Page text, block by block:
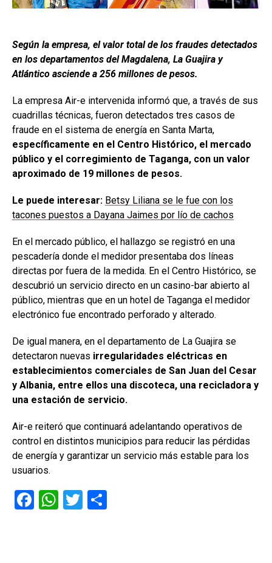
Según la empresa, el valor total de los fraudes detectados
en los departamentos del Magdalena, La Guajira y
Atlántico asciende a 256 millones de pesos.
La empresa Air-e intervenida informó que, a través de sus
cuadrillas técnicas, fueron detectados tres casos de
fraude en el sistema de energía en Santa Marta,
específicamente en el Centro Histórico, el mercado
público y el corregimiento de Taganga, con un valor
aproximado de 19 millones de pesos.
Le puede interesar: Betsy Liliana se le fue con los
tacones puestos a Dayana Jaimes por lío de cachos
En el mercado público, el hallazgo se registró en una
pescadería donde el medidor presentaba dos líneas
directas por fuera de la medida. En el Centro Histórico, se
descubrió un servicio directo en un casino-bar abierto al
público, mientras que en un hotel de Taganga el medidor
electrónico fue encontrado perforado y alterado.
De igual manera, en el departamento de La Guajira se
detectaron nuevas irregularidades eléctricas en
establecimientos comerciales de San Juan del Cesar
y Albania, entre ellos una discoteca, una recicladora y
una estación de servicio.
Air-e reiteró que continuará adelantando operativos de
control en distintos municipios para reducir las pérdidas
de energía y garantizar un servicio más estable para los
usuarios.
F
W T